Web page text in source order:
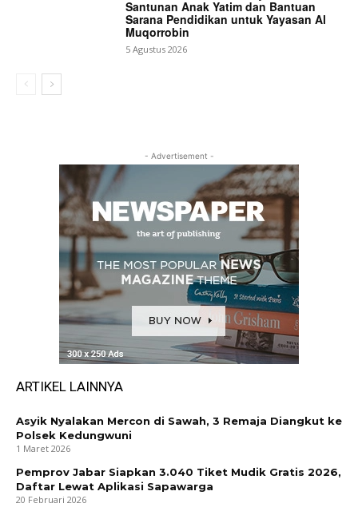
Santunan Anak Yatim dan Bantuan
Sarana Pendidikan untuk Yayasan Al
Muqorrobin
5 Agustus 2026
- Advertisement -
ARTIKEL LAINNYA
Asyik Nyalakan Mercon di Sawah, 3 Remaja Diangkut ke
Polsek Kedungwuni
1 Maret 2026
Pemprov Jabar Siapkan 3.040 Tiket Mudik Gratis 2026,
Daftar Lewat Aplikasi Sapawarga
20 Februari 2026